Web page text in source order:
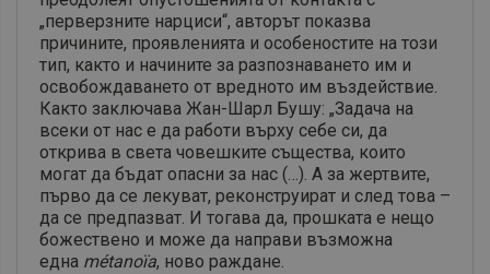
„перверзните нарциси“, авторът показва
причините, проявленията и особеностите на този
тип, както и начините за разпознаването им и
освобождаването от вредното им въздействие.
Както заключава Жан-Шарл Бушу: „Задача на
всеки от нас е да работи върху себе си, да
открива в света човешките същества, които
могат да бъдат опасни за нас (…). А за жертвите,
първо да се лекуват, реконструират и след това –
да се предпазват. И тогава да, прошката е нещо
божествено и може да направи възможна
една métanoïa, ново раждане.